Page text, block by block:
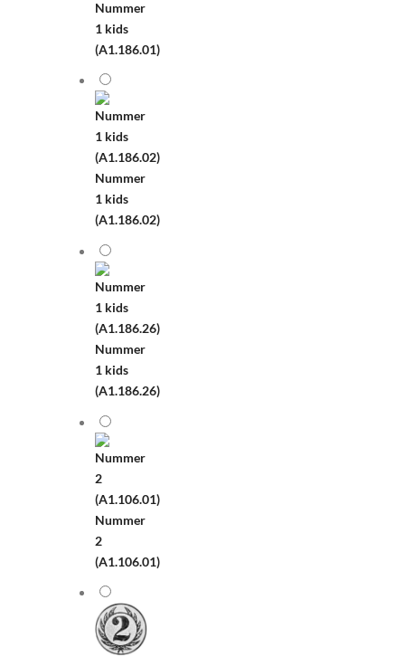
Nummer
1 kids
(A1.186.01)
Nummer
1 kids
(A1.186.02)
Nummer
1 kids
(A1.186.26)
Nummer
2
(A1.106.01)